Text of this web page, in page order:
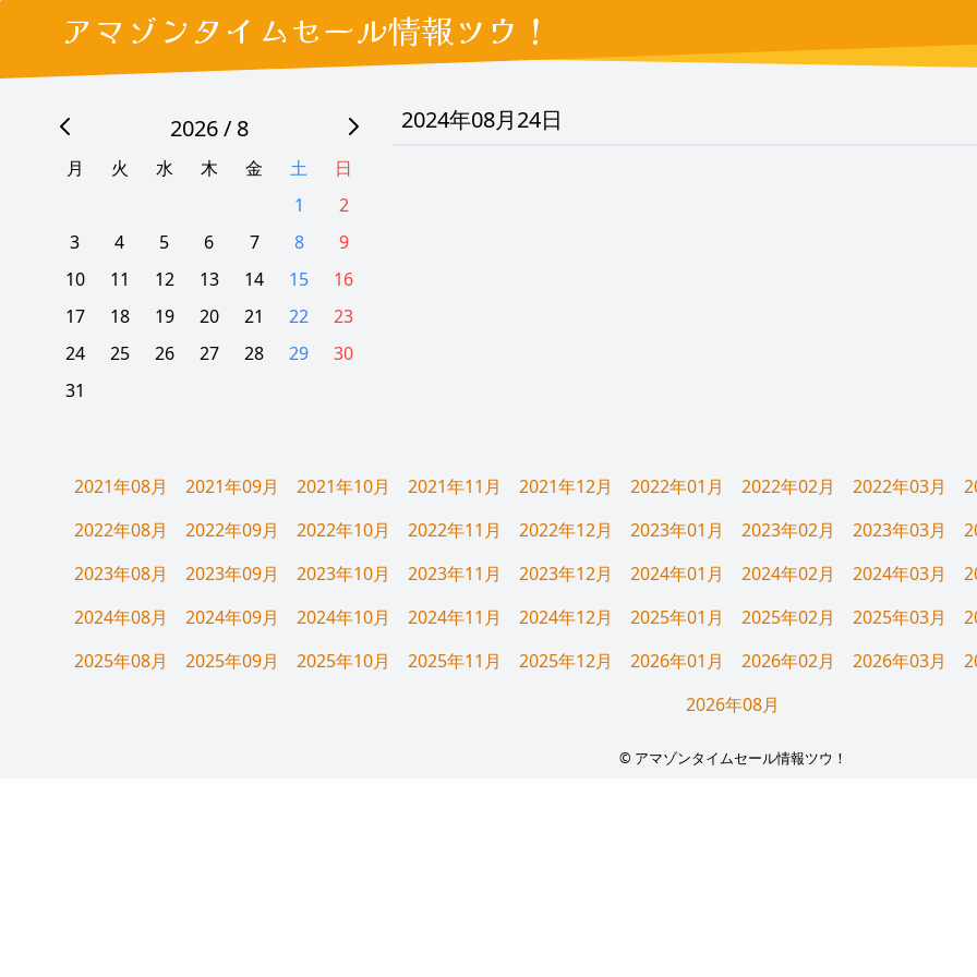
アマゾンタイムセール情報ツウ！
2024年08月24日
2026 / 8
月 火 水 木 金 土
日
1
2
3
4 5 6 7 8
9
10
11 12 13 14 15
16
17
18 19 20 21 22
23
24
25 26 27 28 29
30
31
2021年08月 2021年09月 2021年10月 2021年11月 2021年12月 2022年01月 2022年02月 2022年03月
2022年08月
2022年09月 2022年10月 2022年11月 2022年12月 2023年01月 2023年02月 2023年03月
2023年08月
2023年09月 2023年10月 2023年11月 2023年12月 2024年01月 2024年02月 2024年03月
2024年08月
2024年09月 2024年10月 2024年11月 2024年12月 2025年01月 2025年02月 2025年03月
2025年08月
2025年09月 2025年10月 2025年11月 2025年12月 2026年01月 2026年02月 2026年03月
2026年08月
© アマゾンタイムセール情報ツウ！